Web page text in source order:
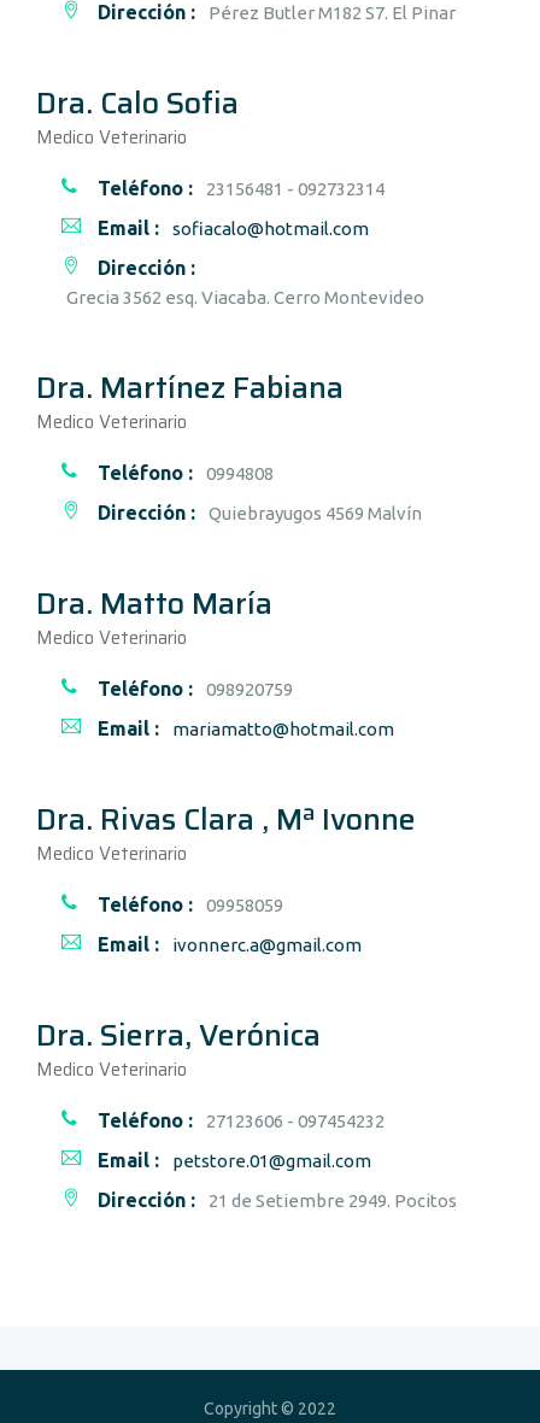
Dirección : Pérez Butler M182 S7. El Pinar
Dra. Calo Sofia
Medico Veterinario
Teléfono : 23156481 - 092732314
Email : sofiacalo@hotmail.com
Dirección :
Grecia 3562 esq. Viacaba. Cerro Montevideo
Dra. Martínez Fabiana
Medico Veterinario
Teléfono : 0994808
Dirección : Quiebrayugos 4569 Malvín
Dra. Matto María
Medico Veterinario
Teléfono : 098920759
Email : mariamatto@hotmail.com
Dra. Rivas Clara , Mª Ivonne
Medico Veterinario
Teléfono : 09958059
Email : ivonnerc.a@gmail.com
Dra. Sierra, Verónica
Medico Veterinario
Teléfono : 27123606 - 097454232
Email : petstore.01@gmail.com
Dirección : 21 de Setiembre 2949. Pocitos
Copyright © 2022